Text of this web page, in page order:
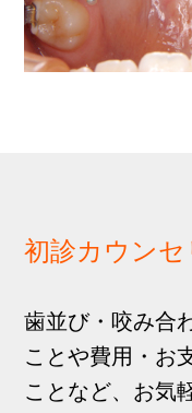
初診カウン
歯並び・咬み合
ことや費用・お
ことなど、お気